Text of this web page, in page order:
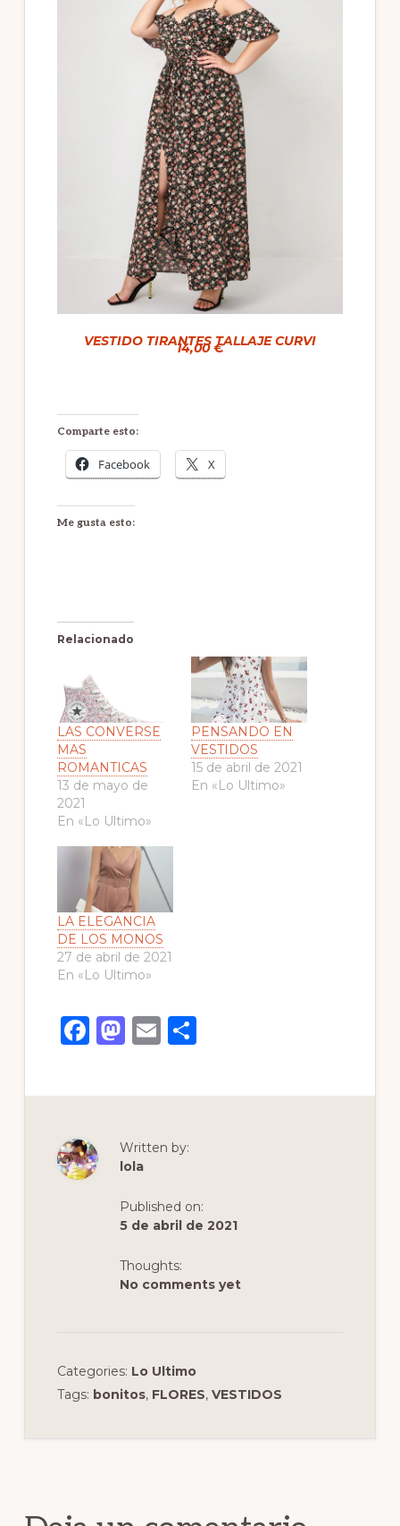
VESTIDO TIRANTES TALLAJE CURVI
14,00 €
Comparte esto:
Facebook X
Me gusta esto:
Relacionado
LAS CONVERSE
MAS
ROMANTICAS
13 de mayo de
2021
En «Lo Ultimo»
PENSANDO EN
VESTIDOS
15 de abril de 2021
En «Lo Ultimo»
LA ELEGANCIA
DE LOS MONOS
27 de abril de 2021
En «Lo Ultimo»
F
c
b
o
M
st
d
o
n
E
ai
C
m
r
Written by:
lola
Published on:
5 de abril de 2021
Thoughts:
No comments yet
Categories: Lo Ultimo
Tags: bonitos, FLORES, VESTIDOS
los